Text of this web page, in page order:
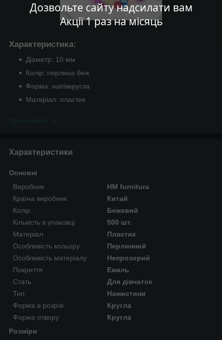
Дозвольте сайту надсилати вам
Акції 1 раз на місяць
Характеристика:
Діаметр: 10 мм
Колір: перлина беж
Форма: напівкругла
Матеріал: пластик
Характеристики
Основні
Виробник
HM furnitura
Країна виробник
Китай
Колір
Бежевий
Кількість в упаковці
500 шт.
Матеріал
Пластик
Особливість кольору
Перлинний
Особливість матеріалу
Непрозорий
Покриття
Емаль
Стать
Для дівчаток
Тип
Намистини
Форма в розрізі
Кругла
Форма отвору
Кругла
Розміри